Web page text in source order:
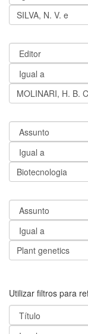
Utilizar filtros para